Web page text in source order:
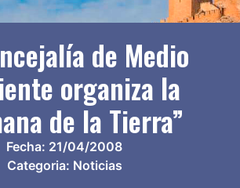
de Medio
organiza la
de la Tierra”
Fecha: 21/04/2008
Categoria: Noticias